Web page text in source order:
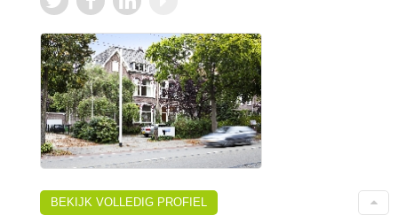
BEKIJK VOLLEDIG PROFIEL